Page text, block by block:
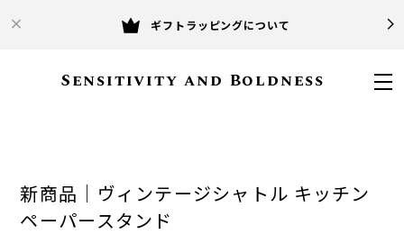
ギフトラッピングについて
Sensitivity and Boldness
新商品｜ヴィンテージシャトル キッチン
ペーパースタンド